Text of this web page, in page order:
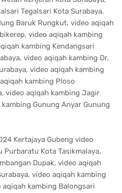
Tegalsari Kota Surabaya,
Baruk Rungkut, video aqiqah
video aqiqah kambing
kambing Kendangsari
video aqiqah kambing Dr.
video aqiqah kambing
kambing Ploso
video aqiqah kambing Jagir
Gunung Anyar Gunung
Kertajaya Gubeng video
Kota Tasikmalaya,
Dupak, video aqiqah
video aqiqah kambing
kambing Balongsari